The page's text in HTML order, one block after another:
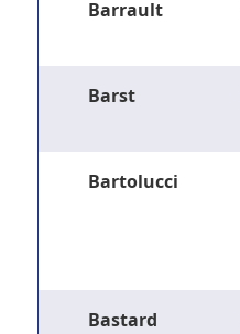
Barrault
Barst
Bartolucci
Bastard